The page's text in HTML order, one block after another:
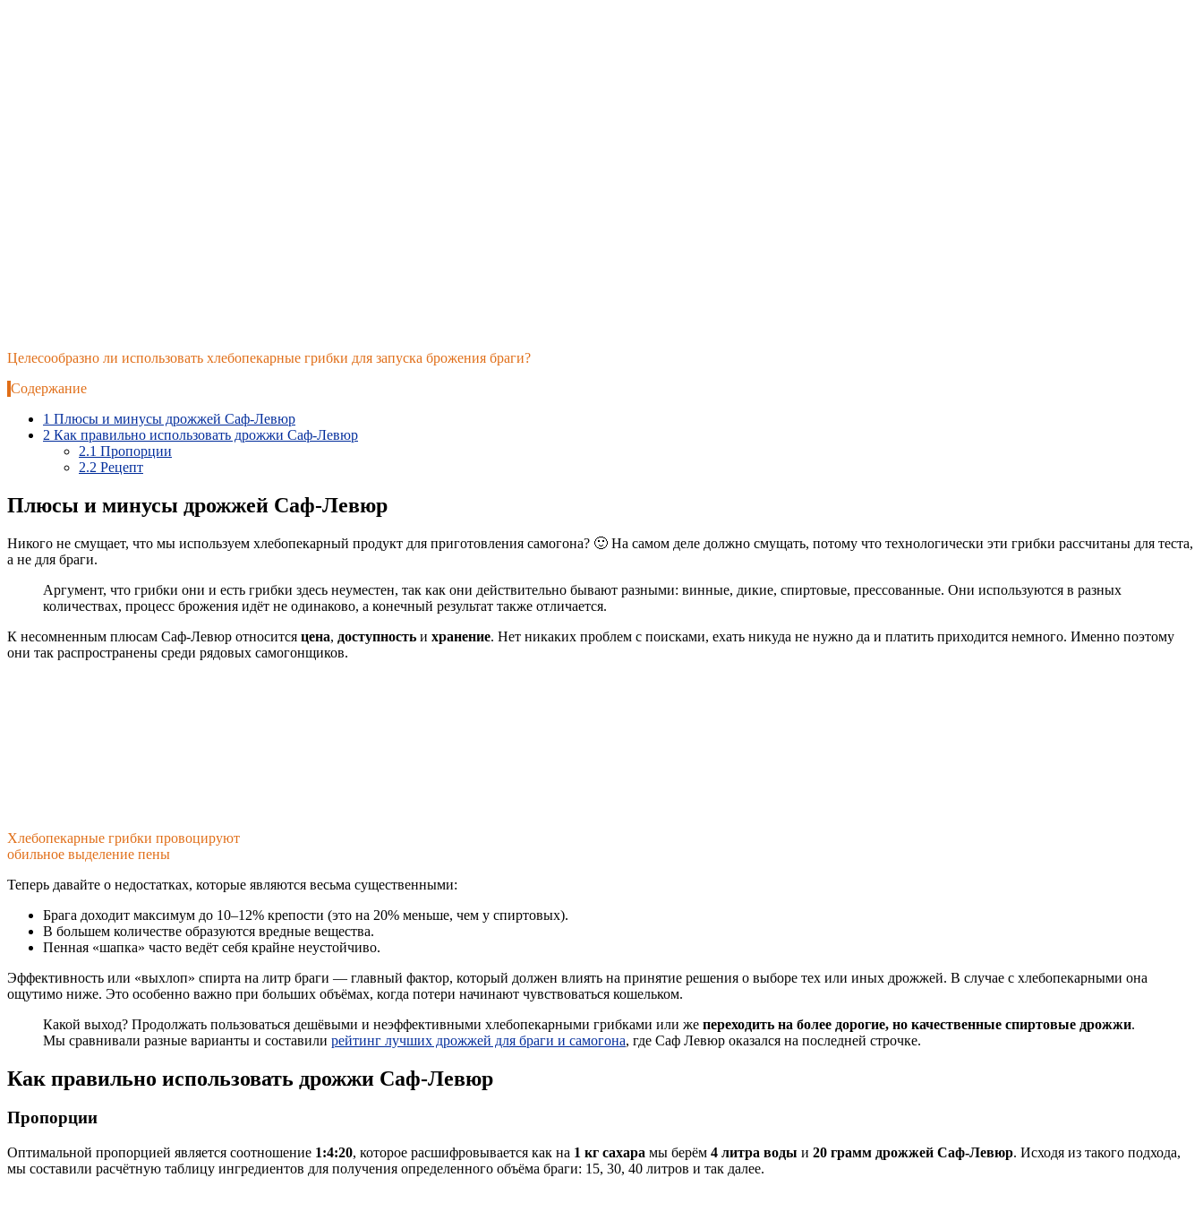
Целесообразно ли использовать хлебопекарные грибки для запуска брожения браги?
Содержание
1 Плюсы и минусы дрожжей Саф-Левюр
2 Как правильно использовать дрожжи Саф-Левюр
2.1 Пропорции
2.2 Рецепт
Плюсы и минусы дрожжей Саф-Левюр
Никого не смущает, что мы используем хлебопекарный продукт для приготовления самогона? 🙂 На самом деле должно смущать, потому что технологически эти грибки рассчитаны для теста,
а не для браги.
Аргумент, что грибки они и есть грибки здесь неуместен, так как они действительно бывают разными: винные, дикие, спиртовые, прессованные. Они используются в разных
количествах, процесс брожения идёт не одинаково, а конечный результат также отличается.
К несомненным плюсам Саф-Левюр относится цена, доступность и хранение. Нет никаких проблем с поисками, ехать никуда не нужно да и платить приходится немного. Именно поэтому
они так распространены среди рядовых самогонщиков.
Хлебопекарные грибки провоцируют
обильное выделение пены
Теперь давайте о недостатках, которые являются весьма существенными:
Брага доходит максимум до 10–12% крепости (это на 20% меньше, чем у спиртовых).
В большем количестве образуются вредные вещества.
Пенная «шапка» часто ведёт себя крайне неустойчиво.
Эффективность или «выхлоп» спирта на литр браги — главный фактор, который должен влиять на принятие решения о выборе тех или иных дрожжей. В случае с хлебопекарными она
ощутимо ниже. Это особенно важно при больших объёмах, когда потери начинают чувствоваться кошельком.
Какой выход? Продолжать пользоваться дешёвыми и неэффективными хлебопекарными грибками или же переходить на более дорогие, но качественные спиртовые дрожжи.
Мы сравнивали разные варианты и составили рейтинг лучших дрожжей для браги и самогона, где Саф Левюр оказался на последней строчке.
Как правильно использовать дрожжи Саф-Левюр
Пропорции
Оптимальной пропорцией является соотношение 1:4:20, которое расшифровывается как на 1 кг сахара мы берём 4 литра воды и 20 грамм дрожжей Саф-Левюр. Исходя из такого подхода,
мы составили расчётную таблицу ингредиентов для получения определенного объёма браги: 15, 30, 40 литров и так далее.